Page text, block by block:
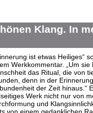
Klang. In
ist etwas Heiliges“
Werkkommentar. „Um
das Ritual, die von
denn in der
der Zeit hinaus.“
Werk nicht nur von
und